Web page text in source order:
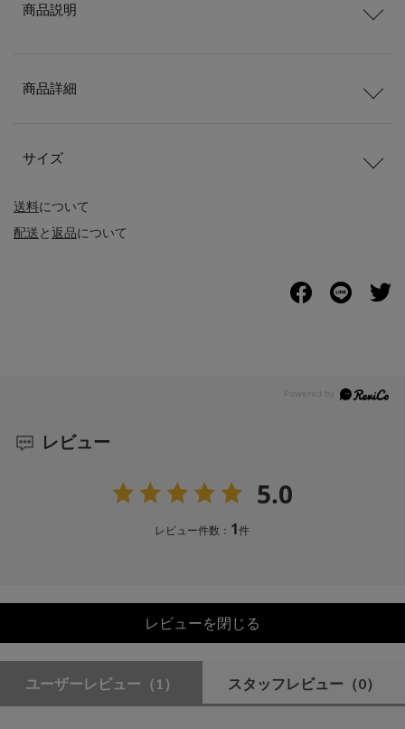
送料について
配送と返品について
商品説明
商品詳細
サイズ
レビュー
5.0
レビュー件数： 1件
レビューを閉じる
ユーザーレビュー （1） スタッフレビュー （0）